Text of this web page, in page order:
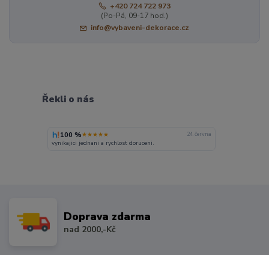
+420 724 722 973
(Po-Pá, 09-17 hod.)
info@vybaveni-dekorace.cz
Řekli o nás
100 %★★★★★ 24. června
vynikajici jednani a rychlost doruceni.
Doprava zdarma
nad 2000,-Kč